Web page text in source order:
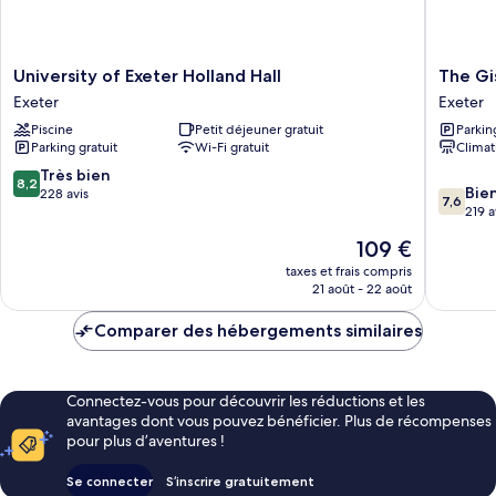
University
of
Exeter
Holland
Hall
Exeter
University of Exeter Holland Hall
Exeter
Piscine
Petit déjeuner gratuit
Parking gratuit
Wi-Fi gratuit
8.2
sur
8,2 Très bien
228 avis
Le
nouveau
prix
de
109 €
taxes et frais compris
21 août - 22 août
The
Gissons
Hotel
Exeter
The
Exeter
7.6
sur
7,6
219
Comparer des hébergements similaires
Connectez-vous pour découvrir les réductions et les
avantages dont vous pouvez bénéficier. Plus de récompenses
pour plus d’aventures !
Se connecter S’inscrire gratuitement